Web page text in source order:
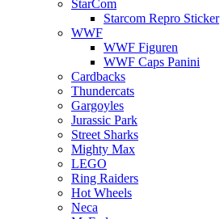
StarCom
Starcom Repro Sticker
WWF
WWF Figuren
WWF Caps Panini
Cardbacks
Thundercats
Gargoyles
Jurassic Park
Street Sharks
Mighty Max
LEGO
Ring Raiders
Hot Wheels
Neca